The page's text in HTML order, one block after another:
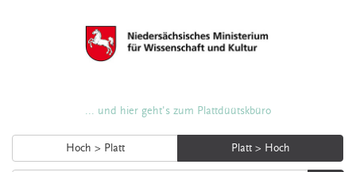
... und hier geht's zum Plattdüütskbüro
Hoch > Platt Platt > Hoch